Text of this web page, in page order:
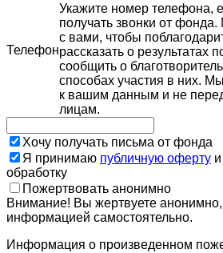
Телефон
Укажите номер телефона,
получать звонки от
с вами, чтобы
рассказать о результатах
сообщить о
способах участия в них.
к вашим данным и не
лицам.
Хочу получать письма от фонда
Я принимаю публичную оферту и
обработку
Пожертвовать анонимно
Внимание! Вы жертвуете анонимно,
информацией самостоятельно.
Информация о произведенном